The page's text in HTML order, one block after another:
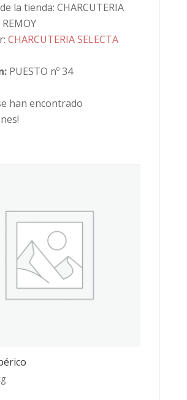
la tienda: CHARCUTERIA
CHARCUTERIA SELECTA
PUESTO nº 34
han encontrado